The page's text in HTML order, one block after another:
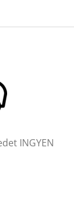
INGYEN